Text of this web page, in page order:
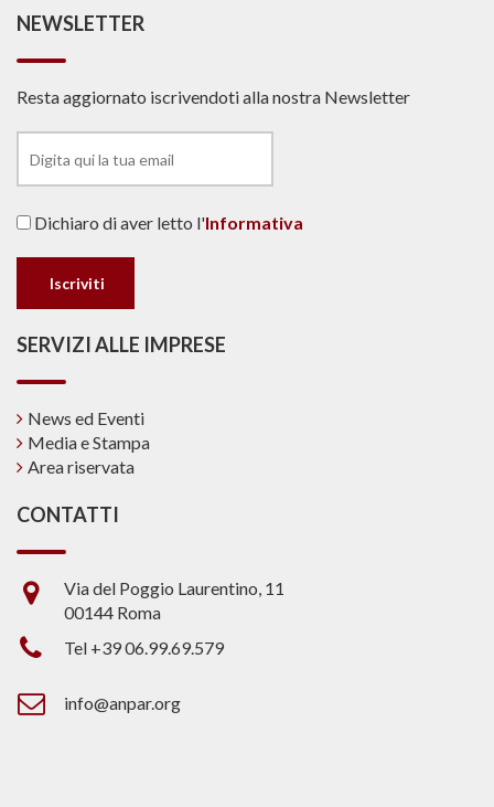
NEWSLETTER
Resta aggiornato iscrivendoti alla nostra Newsletter
Dichiaro di aver letto l'Informativa
SERVIZI ALLE IMPRESE
News ed Eventi
Media e Stampa
Area riservata
CONTATTI
Via del Poggio Laurentino, 11
00144 Roma
Tel +39 06.99.69.579
info@anpar.org